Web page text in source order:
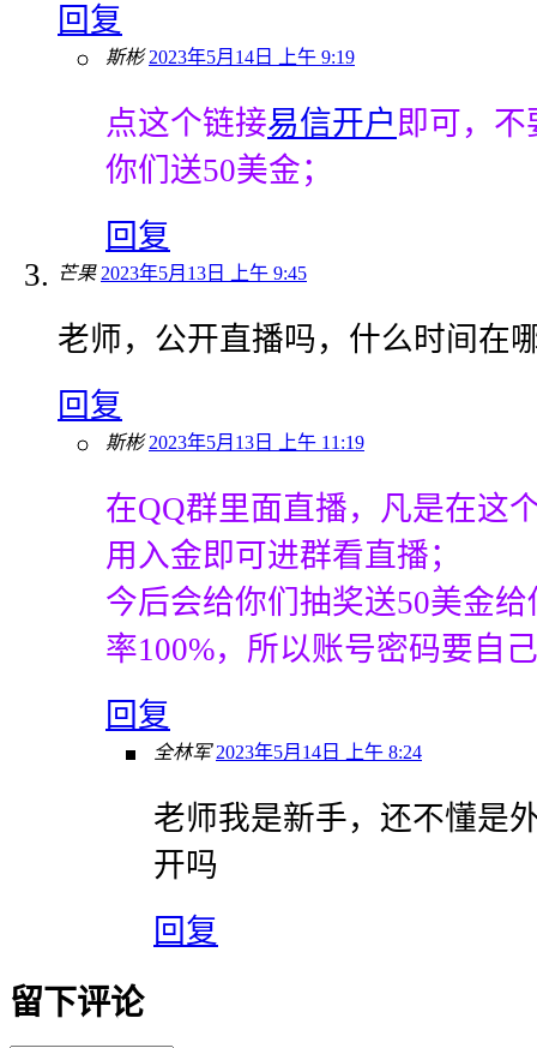
回复
斯彬 2023年5月14日 上午 9:19
点这个链接易信开户 即可，
你们送50美金；
回复
芒果 2023年5月13日 上午 9:45
老师，公开直播吗，什么时间在
回复
斯彬 2023年5月13日 上午 11:19
在QQ群里面直播，凡是在这
用入金即可进群看直播；
今后会给你们抽奖送50美金
率100%，所以账号密码要自
回复
全林军 2023年5月14日 上午 8:24
老师我是新手，还不懂是
开吗
回复
留下评论